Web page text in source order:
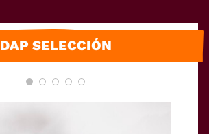
DAP SELECCIÓN